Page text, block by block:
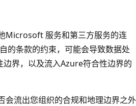
Microsoft 服务和第三方服务的连
的条款的约束，可能会导致数据处
界，以及流入Azure符合性边界的
会流出您组织的合规和地理边界之外